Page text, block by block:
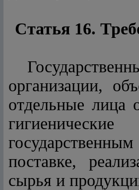
Статья 16.
организации,
отдельные лица
поставке,
сырья и